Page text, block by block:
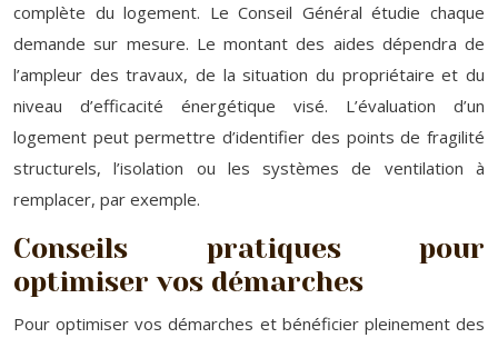
complète du logement. Le Conseil Général étudie chaque
demande sur mesure. Le montant des aides dépendra de
l’ampleur des travaux, de la situation du propriétaire et du
niveau d’efficacité énergétique visé. L’évaluation d’un
logement peut permettre d’identifier des points de fragilité
structurels, l’isolation ou les systèmes de ventilation à
remplacer, par exemple.
Conseils pratiques pour
optimiser vos démarches
Pour optimiser vos démarches et bénéficier pleinement des